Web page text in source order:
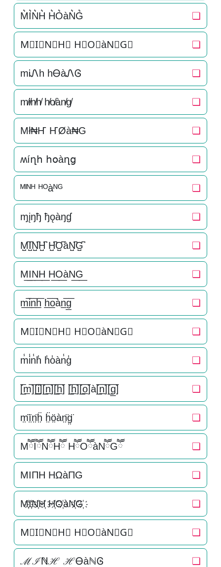
M͛I͛N͛H͛ H͛O͛àN͛G͛ ❏
M⃒I⃒N⃒H⃒ H⃒O⃒àN⃒G⃒ ❏
mᎥᏁh hᎾàᏁᎶ ❏
m̸i̸n̸h̸ h̸o̸àn̸g̸ ❏
Mł₦Ҥ ҤØà₦G ❏
ʍíղհ հօàղց ❏
ᴹᴵᴺᴴ ᴴᴼàᴺᴳ ❏
ɱįŋђ ђǫàŋɠ ❏
M̺͆I̺͆N̺͆H̺͆ H̺͆O̺͆àN̺͆G̺͆ ❏
M͟I͟N͟H͟ H͟O͟àN͟G͟ ❏
m̲̅i̲̅n̲̅h̲̅ h̲̅o̲̅àn̲̅g̲̅ ❏
M⃣I⃣N⃣H⃣ H⃣O⃣àN⃣G⃣ ❏
m̾i̾n̾h̾ h̾o̾àn̾g̾ ❏
[̲̅m̲̅][̲̅i̲̅][̲̅n̲̅][̲̅h̲̅] [̲̅h̲̅][̲̅o̲̅]à[̲̅n̲̅][̲̅g̲̅] ❏
m̤̈ï̤n̤̈ḧ̤ ḧ̤ö̤àn̤̈g̤̈ ❏
MཽIཽNཽHཽ HཽOཽàNཽGཽ ❏
MIΠH HΩàΠG ❏
M҉I҉N҉H҉ H҉O҉àN҉G҉ ❏
M⃜I⃜N⃜H⃜ H⃜O⃜àN⃜G⃜ ❏
ℳℐℕℋ ℋᎾàℕᎶ ❏